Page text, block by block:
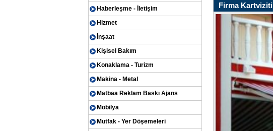
Haberleşme - İletişim
Hizmet
İnşaat
Kişisel Bakım
Konaklama - Turizm
Makina - Metal
Matbaa Reklam Baskı Ajans
Mobilya
Mutfak - Yer Döşemeleri
Firma Kartviziti
Geri